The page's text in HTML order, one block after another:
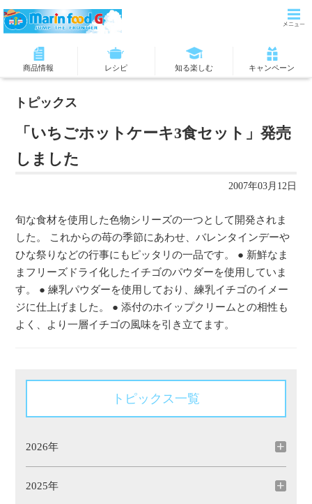
商品情報 レシピ 知る楽しむ キャンペーン
トピックス
「いちごホットケーキ3食セット」発売
しました
2007年03月12日
旬な食材を使用した色物シリーズの一つとして開発されま
した。 これからの苺の季節にあわせ、バレンタインデーや
ひな祭りなどの行事にもピッタリの一品です。 ● 新鮮なま
まフリーズドライ化したイチゴのパウダーを使用していま
す。 ● 練乳パウダーを使用しており、練乳イチゴのイメー
ジに仕上げました。 ● 添付のホイップクリームとの相性も
よく、より一層イチゴの風味を引き立てます。
トピックス一覧
2026年
2025年